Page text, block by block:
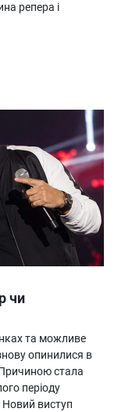
репера і
чи
та можливе
опинилися в
Причиною стала
періоду
Новий виступ